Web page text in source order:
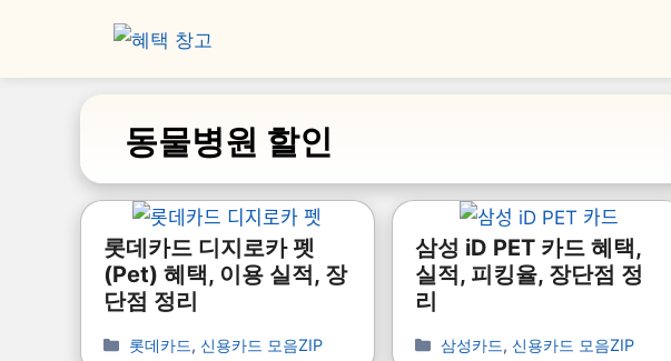
동물병원 할인
롯데카드 디지로카 펫
(Pet) 혜택, 이용 실적, 장
단점 정리
롯데카드, 신용카드 모음ZIP
삼성 iD PET 카드 혜택,
실적, 피킹율, 장단점 정
리
삼성카드, 신용카드 모음ZIP